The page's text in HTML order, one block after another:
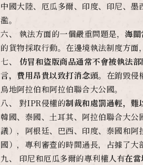
中國大陸、厄瓜多爾、印度、印尼、
濫。
六、 執法方面的一個嚴重問題是， 海
的貨物採取行動。在邊境執法制度方面
七、 仿冒和盜版商品通常不會被執法
言，費用昂貴以致打消念頭。在銷毀侵
烏地阿拉伯和阿拉伯聯合大公國。
八、 對IPR侵權的制裁和處罰過輕，難
韓國、泰國、土耳其、阿拉伯聯合大
議），阿根廷、巴西、印度、泰國和
國），專利審查的時間過長，占據了大
九、 印尼和厄瓜多爾的專利權人有在